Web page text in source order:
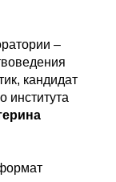
–
кандидат
института